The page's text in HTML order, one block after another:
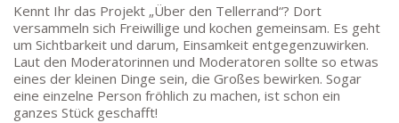
Kennt Ihr das Projekt „Über den Tellerrand“? Dort
versammeln sich Freiwillige und kochen gemeinsam. Es geht
um Sichtbarkeit und darum, Einsamkeit entgegenzuwirken.
Laut den Moderatorinnen und Moderatoren sollte so etwas
eines der kleinen Dinge sein, die Großes bewirken. Sogar
eine einzelne Person fröhlich zu machen, ist schon ein
ganzes Stück geschafft!